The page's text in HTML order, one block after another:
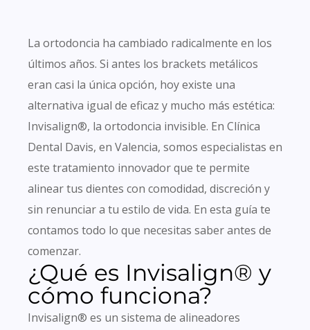
La ortodoncia ha cambiado radicalmente en los
últimos años. Si antes los brackets metálicos
eran casi la única opción, hoy existe una
alternativa igual de eficaz y mucho más estética:
Invisalign®, la ortodoncia invisible. En Clínica
Dental Davis, en Valencia, somos especialistas en
este tratamiento innovador que te permite
alinear tus dientes con comodidad, discreción y
sin renunciar a tu estilo de vida. En esta guía te
contamos todo lo que necesitas saber antes de
comenzar.
¿Qué es Invisalign® y
cómo funciona?
Invisalign® es un sistema de alineadores